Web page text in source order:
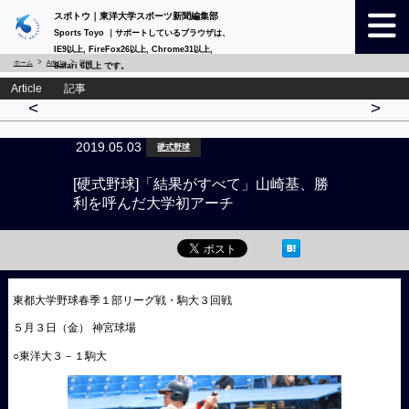
スポトウ｜東洋大学スポーツ新聞編集部
Sports Toyo ｜サポートしているブラウザは、
IE9以上, FireFox26以上, Chrome31以上,
Safari 6以上 です。
ホーム Article 詳細
Article 記事
< >
2019.05.03 硬式野球
[硬式野球]「結果がすべて」山崎基、勝
利を呼んだ大学初アーチ
東都大学野球春季１部リーグ戦・駒大３回戦
５月３日（金） 神宮球場
○東洋大３－１駒大